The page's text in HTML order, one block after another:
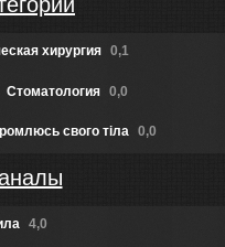
хирургия 0,1
Стоматология 0,0
свого тіла 0,0
4,0